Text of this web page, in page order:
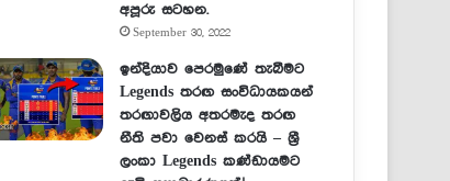
අපූරු සටහන.
September 30, 2022
ඉන්දියාව පෙරමුණේ තැබීමට
Legends තරඟ සංවිධායකයන්
තරඟාවලිය අතරමැද තරඟ
නීති පවා වෙනස් කරයි – ශ්‍රී
ලංකා Legends කණ්ඩායමට